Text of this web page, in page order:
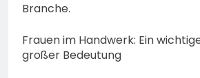
Branche.
Frauen im Handwerk: Ein
großer Bedeutung